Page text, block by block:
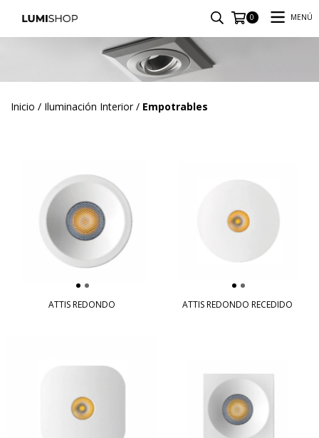
0 MENÚ
Inicio / Iluminación Interior / Empotrables
ATTIS REDONDO ATTIS REDONDO RECEDIDO